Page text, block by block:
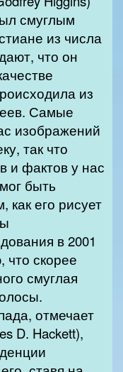
смуглым
из числа
что он
из
Самые
изображений
так что
и фактов у нас
быть
как его рисует
в 2001
что скорее
смуглая
отмечает
D. Hackett),